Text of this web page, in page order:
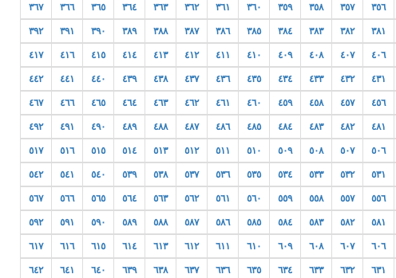
٣٥٦ ٣٥٧ ٣٥٨ ٣٥٩ ٣٦٠ ٣٦١ ٣٦٢ ٣٦٣ ٣٦٤ ٣٦٥ ٣٦٦ ٣٦٧
٣٨١ ٣٨٢ ٣٨٣ ٣٨٤ ٣٨٥ ٣٨٦ ٣٨٧ ٣٨٨ ٣٨٩ ٣٩٠ ٣٩١ ٣٩٢
٤٠٦ ٤٠٧ ٤٠٨ ٤٠٩ ٤١٠ ٤١١ ٤١٢ ٤١٣ ٤١٤ ٤١٥ ٤١٦ ٤١٧
٤٣١ ٤٣٢ ٤٣٣ ٤٣٤ ٤٣٥ ٤٣٦ ٤٣٧ ٤٣٨ ٤٣٩ ٤٤٠ ٤٤١ ٤٤٢
٤٥٦ ٤٥٧ ٤٥٨ ٤٥٩ ٤٦٠ ٤٦١ ٤٦٢ ٤٦٣ ٤٦٤ ٤٦٥ ٤٦٦ ٤٦٧
٤٨١ ٤٨٢ ٤٨٣ ٤٨٤ ٤٨٥ ٤٨٦ ٤٨٧ ٤٨٨ ٤٨٩ ٤٩٠ ٤٩١ ٤٩٢
٥٠٦ ٥٠٧ ٥٠٨ ٥٠٩ ٥١٠ ٥١١ ٥١٢ ٥١٣ ٥١٤ ٥١٥ ٥١٦ ٥١٧
٥٣١ ٥٣٢ ٥٣٣ ٥٣٤ ٥٣٥ ٥٣٦ ٥٣٧ ٥٣٨ ٥٣٩ ٥٤٠ ٥٤١ ٥٤٢
٥٥٦ ٥٥٧ ٥٥٨ ٥٥٩ ٥٦٠ ٥٦١ ٥٦٢ ٥٦٣ ٥٦٤ ٥٦٥ ٥٦٦ ٥٦٧
٥٨١ ٥٨٢ ٥٨٣ ٥٨٤ ٥٨٥ ٥٨٦ ٥٨٧ ٥٨٨ ٥٨٩ ٥٩٠ ٥٩١ ٥٩٢
٦٠٦ ٦٠٧ ٦٠٨ ٦٠٩ ٦١٠ ٦١١ ٦١٢ ٦١٣ ٦١٤ ٦١٥ ٦١٦ ٦١٧
٦٣١ ٦٣٢ ٦٣٣ ٦٣٤ ٦٣٥ ٦٣٦ ٦٣٧ ٦٣٨ ٦٣٩ ٦٤٠ ٦٤١ ٦٤٢